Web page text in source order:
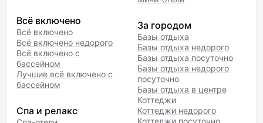
Всё включено
Всё включено
Всё включено недорого
Всё включено с
бассейном
Лучшие всё включено с
бассейном
Спа и релакс
За городом
Базы отдыха
Базы отдыха недорого
Базы отдыха посуточно
Базы отдыха недорого
посуточно
Базы отдыха в центре
Коттеджи
Коттеджи недорого
Коттеджи посуточно